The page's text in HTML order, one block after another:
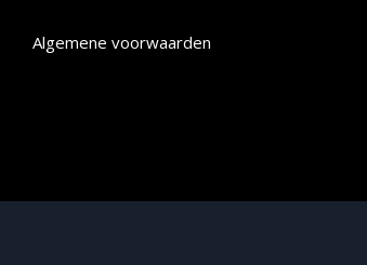
Algemene voorwaarden